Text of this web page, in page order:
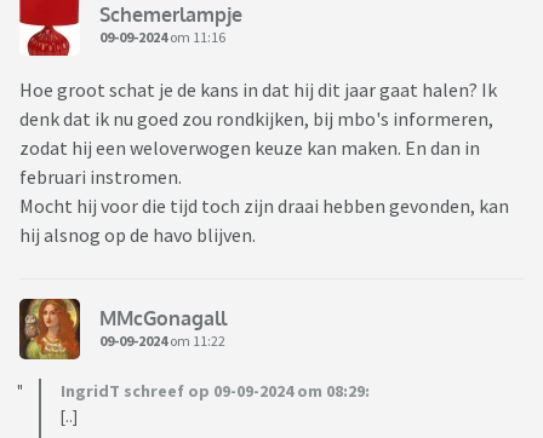
Schemerlampje
09-09-2024om 11:16
Hoe groot schat je de kans in dat hij dit jaar gaat halen? Ik
denk dat ik nu goed zou rondkijken, bij mbo's informeren,
zodat hij een weloverwogen keuze kan maken. En dan in
februari instromen.
Mocht hij voor die tijd toch zijn draai hebben gevonden, kan
hij alsnog op de havo blijven.
MMcGonagall
09-09-2024om 11:22
IngridT schreef op 09-09-2024 om 08:29:
[..]